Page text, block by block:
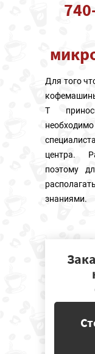
Для того
T
центра.
поэтому
знаниями.